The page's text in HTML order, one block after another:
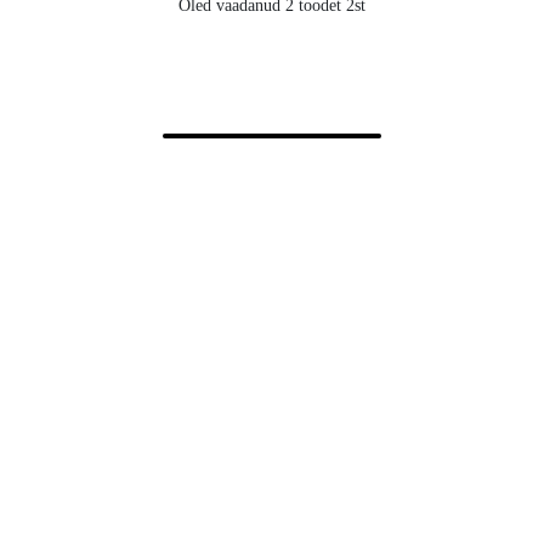
Oled vaadanud 2 toodet 2st